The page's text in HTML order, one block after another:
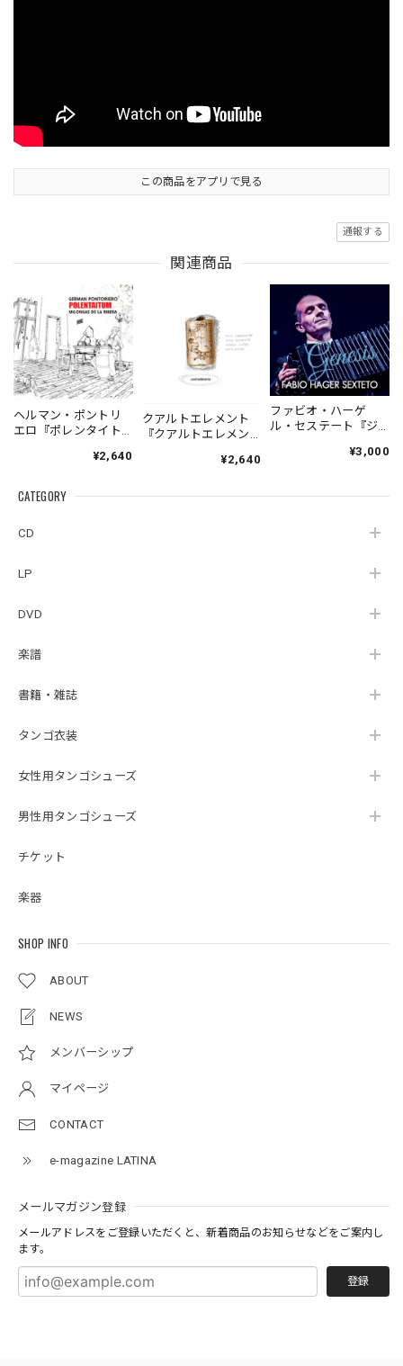
CATEGORY
CD
LP
DVD
楽譜
書籍・雑誌
タンゴ衣装
女性用タンゴシューズ
男性用タンゴシューズ
チケット
楽器
SHOP INFO
ABOUT
NEWS
メンバーシップ
マイページ
CONTACT
e-magazine LATINA
メールマガジン登録
メールアドレスをご登録いただくと、新着商品のお知らせなどをご案内し
ます。
登録
この商品をアプリで見る
通報する
関連商品
ヘルマン・ポントリ
エロ『ポレンタイト
Pontoriero『POLENT
la Ribera』
¥2,640
クアルトエレメント
『クアルトエレメン
Cuartoelemento『Cu
（007RECORDS-27）
¥2,640
ファビオ・ハーゲ
ル・セステート『ジ
¥3,000